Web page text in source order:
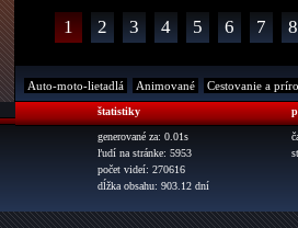
1 2 3 4 5 6 7 8
Auto-moto-lietadlá Animované Cestovanie a
štatistiky
generované za: 0.01s
ľudí na stránke: 5953
počet videí: 270616
dĺžka obsahu: 903.12 dní